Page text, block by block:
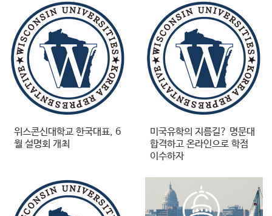
위스콘신대학교 한국대표, 6
월 설명회 개최
미국유학의 지름길? 명문대
합격하고 온라인으로 학점
이수하자